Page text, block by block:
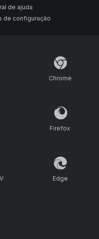
de ajuda
de configuração
Chrome
Firefox
Edge